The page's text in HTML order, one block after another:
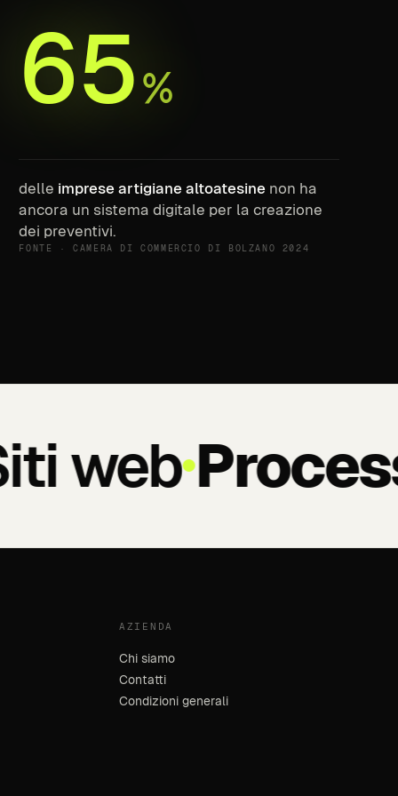
65%
delle imprese artigiane altoatesine non ha
ancora un sistema digitale per la creazione
dei preventivi.
FONTE · CAMERA DI COMMERCIO DI BOLZANO 2024
web
AZIENDA
Chi siamo
Contatti
Condizioni generali